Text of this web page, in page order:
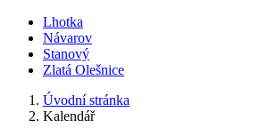
Lhotka
Návarov
Stanový
Zlatá Olešnice
Úvodní stránka
Kalendář